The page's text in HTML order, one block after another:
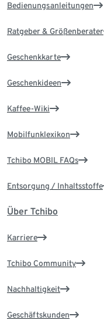
Bedienungsanleitungen
Ratgeber & Größenberater
Geschenkkarte
Geschenkideen
Kaffee-Wiki
Mobilfunklexikon
Tchibo MOBIL FAQs
Entsorgung / Inhaltsstoffe
Über Tchibo
Karriere
Tchibo Community
Nachhaltigkeit
Geschäftskunden